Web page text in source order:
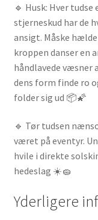
🔹 Husk: Hver
stjerneskud har de
ansigt. Måske
kroppen danser en
håndlavede væsner
dens form finde ro
folder sig ud 📦🌠
🔹 Tør tudsen
været på eventyr.
hvile i direkte
hedeslag ☀️🧽
Yderligere